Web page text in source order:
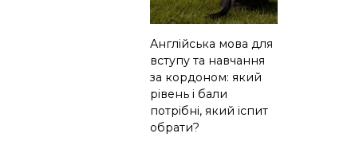
Англійська мова для
вступу та навчання
за кордоном: який
рівень і бали
потрібні, який іспит
обрати?